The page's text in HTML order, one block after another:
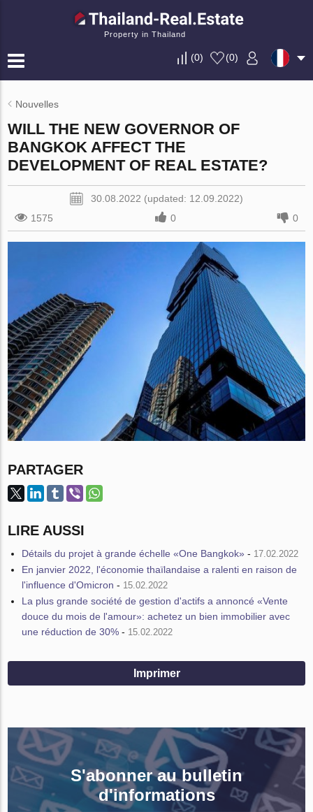
Property in Thailand
(0) (0)
Nouvelles
WILL THE NEW GOVERNOR OF
BANGKOK AFFECT THE
DEVELOPMENT OF REAL ESTATE?
30.08.2022 (updated: 12.09.2022)
1575
0 0
PARTAGER
LIRE AUSSI
Détails du projet à grande échelle «One Bangkok» - 17.02.2022
En janvier 2022, l'économie thaïlandaise a ralenti en raison de
l'influence d'Omicron - 15.02.2022
La plus grande société de gestion d'actifs a annoncé «Vente
douce du mois de l'amour»: achetez un bien immobilier avec
une réduction de 30% - 15.02.2022
Imprimer
S'abonner au bulletin
d'informations